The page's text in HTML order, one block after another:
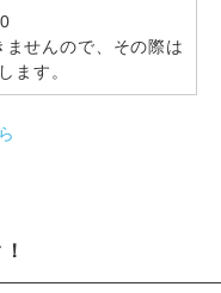
せんので、その際は
ます。